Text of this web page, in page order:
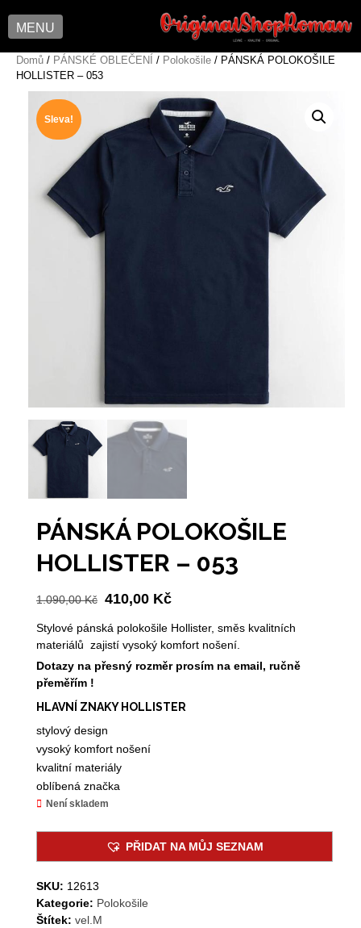
MENU
Skip
content
Domů / PÁNSKÉ OBLEČENÍ / Polokošile / PÁNSKÁ POLOKOŠILE
HOLLISTER – 053
Sleva!
PÁNSKÁ POLOKOŠILE
HOLLISTER – 053
1.090,00Kč
Původní
byla:
1.090,00 Kč.
410,00 Kč
je:
410,00 Kč.
Stylové pánská polokošile Hollister, směs kvalitních
materiálů zajistí vysoký komfort nošení.
Dotazy na přesný rozměr prosím na email, ručně
přeměřím !
HLAVNÍ ZNAKY HOLLISTER
stylový design
vysoký komfort nošení
kvalitní materiály
oblíbená značka
Není skladem
PŘIDAT NA MŮJ SEZNAM
SKU: 12613
Kategorie: Polokošile
Štítek: vel.M